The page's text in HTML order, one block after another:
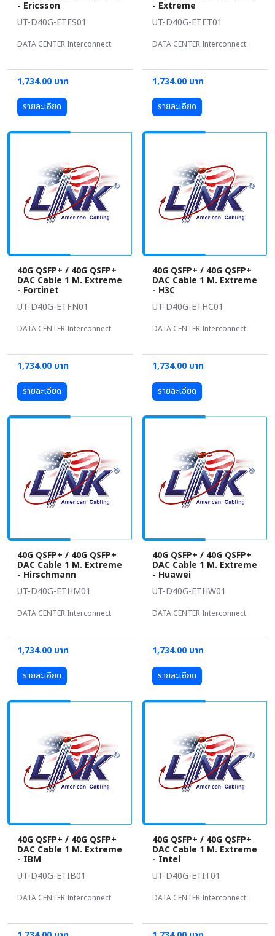
- Ericsson
UT-D40G-ETES01
DATA CENTER Interconnect
1,734.00 บาท
รายละเอียด
- Extreme
UT-D40G-ETET01
DATA CENTER Interconnect
1,734.00 บาท
รายละเอียด
40G QSFP+ / 40G QSFP+
DAC Cable 1 M. Extreme
- Fortinet
UT-D40G-ETFN01
DATA CENTER Interconnect
1,734.00 บาท
รายละเอียด
40G QSFP+ / 40G QSFP+
DAC Cable 1 M. Extreme
- H3C
UT-D40G-ETHC01
DATA CENTER Interconnect
1,734.00 บาท
รายละเอียด
40G QSFP+ / 40G QSFP+
DAC Cable 1 M. Extreme
- Hirschmann
UT-D40G-ETHM01
DATA CENTER Interconnect
1,734.00 บาท
รายละเอียด
40G QSFP+ / 40G QSFP+
DAC Cable 1 M. Extreme
- Huawei
UT-D40G-ETHW01
DATA CENTER Interconnect
1,734.00 บาท
รายละเอียด
40G QSFP+ / 40G QSFP+
DAC Cable 1 M. Extreme
- IBM
UT-D40G-ETIB01
DATA CENTER Interconnect
40G QSFP+ / 40G QSFP+
DAC Cable 1 M. Extreme
- Intel
UT-D40G-ETIT01
DATA CENTER Interconnect